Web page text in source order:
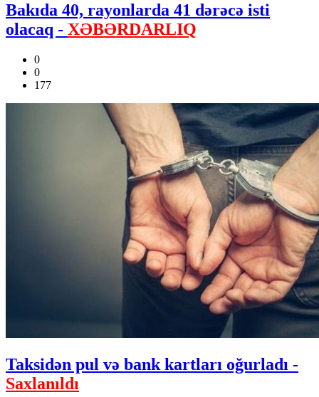
Bakıda 40, rayonlarda 41 dərəcə isti
olacaq - XƏBƏRDARLIQ
0
0
177
Taksidən pul və bank kartları oğurladı -
Saxlanıldı